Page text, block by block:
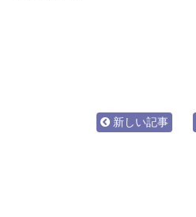
新しい記事